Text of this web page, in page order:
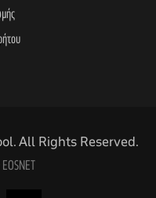
All Rights Reserved.
EOSNET